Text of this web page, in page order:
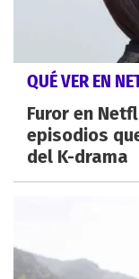
QUÉ VER EN
Furor en
episodios
del K-drama